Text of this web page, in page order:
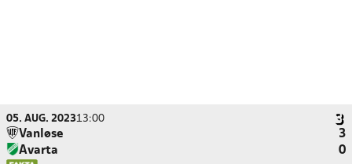
05. AUG. 202313:00
Vanløse
3
Avarta
0